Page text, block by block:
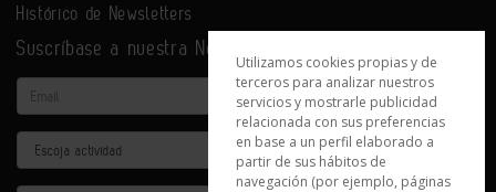
Histórico de Newsletters
Suscríbase a nuestra Newsletter
Email
Actividad
Utilizamos cookies propias y de
terceros para analizar nuestros
servicios y mostrarle publicidad
relacionada con sus preferencias
en base a un perfil elaborado a
partir de sus hábitos de
navegación (por ejemplo, páginas